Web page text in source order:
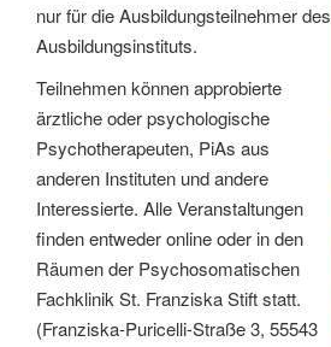
nur für die Ausbildungsteilnehmer des
Ausbildungsinstituts.
Teilnehmen können approbierte
ärztliche oder psychologische
Psychotherapeuten, PiAs aus
anderen Instituten und andere
Interessierte. Alle Veranstaltungen
finden entweder online oder in den
Räumen der Psychosomatischen
Fachklinik St. Franziska Stift statt.
(Franziska-Puricelli-Straße 3, 55543